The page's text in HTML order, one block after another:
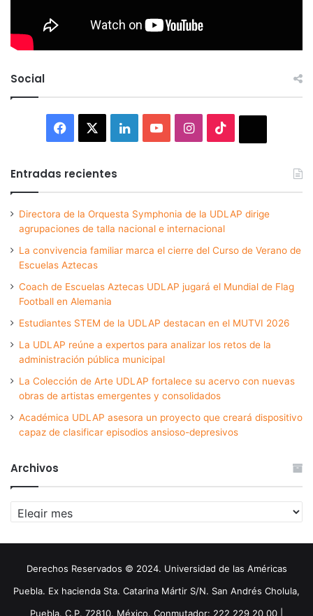
Social
Facebook LinkedInYouTubeInstagram
Entradas recientes
Directora de la Orquesta Symphonia de la UDLAP dirige
agrupaciones de talla nacional e internacional
La convivencia familiar marca el cierre del Curso de Verano de
Escuelas Aztecas
Coach de Escuelas Aztecas UDLAP jugará el Mundial de Flag
Football en Alemania
Estudiantes STEM de la UDLAP destacan en el MUTVI 2026
La UDLAP reúne a expertos para analizar los retos de la
administración pública municipal
La Colección de Arte UDLAP fortalece su acervo con nuevas
obras de artistas emergentes y consolidados
Académica UDLAP asesora un proyecto que creará dispositivo
capaz de clasificar episodios ansioso-depresivos
Archivos
Archivos
Derechos Reservados © 2024. Universidad de las Américas
Puebla. Ex hacienda Sta. Catarina Mártir S/N. San Andrés Cholula,
Puebla. C.P. 72810. México. Conmutador: 222 229 20 00 |